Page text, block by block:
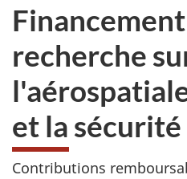
recherche
et la sécurité
Contributions